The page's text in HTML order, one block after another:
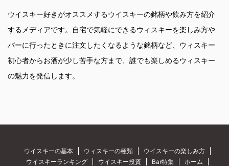
ウイスキー好きがオススメするウイスキーの銘柄や飲み方を紹介
するメディアです。自宅で気軽にできるウィスキーを楽しみ方や
バーに行ったときに注文したくなるような銘柄など、ウィスキー
初心者からお酒が少し苦手な方まで、誰でも楽しめるウィスキー
の魅力を発信します。
ウイスキーの基本 ウィスキーの種類
ウイスキーの楽しみ方
ウイスキーランキング
ウイスキー投資 Bar特集 ホーム